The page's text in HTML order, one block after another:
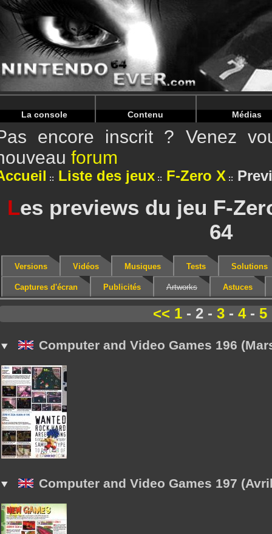
Warning: Undefined array key "HTTP_REFERER" in /
Warning: Undefined array key "HTTP_REFERER" in /
La console Contenu Médias
encore inscrit ? Venez
forum
Liste des jeux F-Zero X
Les previews du jeu F-
64
Versions Vidéos Musiques Tests Solutions
Captures d'écran Publicités Artworks Astuces
<< 1 - 2 - 3 - 4- 5
Computer and Video Games 196
Computer and Video Games 197